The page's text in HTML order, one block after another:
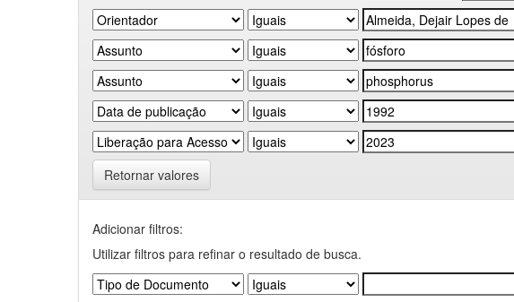
Retornar valores
Adicionar filtros:
Utilizar filtros para refinar o resultado de busca.